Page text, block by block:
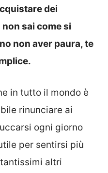
dei
sai come si
non aver paura, te
in tutto il mondo è
rinunciare ai
ogni giorno
per sentirsi più
altri